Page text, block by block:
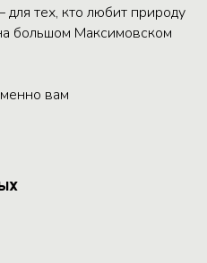
тех, кто любит природу
большом Максимовском
вам